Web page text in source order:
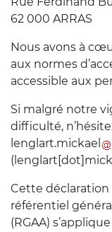
62 000 ARRAS
Nous avons à
aux normes
accessible aux
Si malgré notre
difficulté,
lenglart.mickael
Cette déclaration
référentiel
(RGAA)